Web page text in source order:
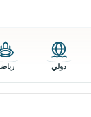
دولي